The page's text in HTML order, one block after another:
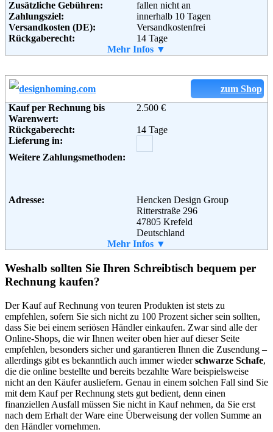
Zusätzliche Gebühren:
fallen nicht an
Zahlungsziel:
innerhalb 10 Tagen
Versandkosten (DE):
Versandkostenfrei
Rückgaberecht:
14 Tage
Ja
Widerrufs kostenlos abgeholt.
Lieferung in:
Weitere Zahlungsmethoden:
Adresse:
OWL-Wohndesign e.K.
Telefon:
+49 5224 - 93 80 80 6
+49 5224 - 99 73 46
info@moebelgalerieshop.de
Blog,AGB
Mehr Infos ▼
zum Shop
Kauf per Rechnung bis
Warenwert:
2.500 €
Rückgaberecht:
14 Tage
Lieferung in:
Weitere Zahlungsmethoden:
Adresse:
Hencken Design Group
Ritterstraße 296
47805 Krefeld
Deutschland
02151 - 3658370
Email:
info@designhoming.com
Mehr Infos ▼
Weshalb sollten Sie Ihren Schreibtisch bequem per
Rechnung kaufen?
Der Kauf auf Rechnung von teuren Produkten ist stets zu
empfehlen, sofern Sie sich nicht zu 100 Prozent sicher sein sollten,
dass Sie bei einem seriösen Händler einkaufen. Zwar sind alle der
Online-Shops, die wir Ihnen weiter oben hier auf dieser Seite
empfehlen, besonders sicher und garantieren Ihnen die Zusendung –
allerdings gibt es bekanntlich auch immer wiederschwarze Schafe,
die die online bestellte und bereits bezahlte Ware beispielsweise
nicht an den Käufer ausliefern. Genau in einem solchen Fall sind Sie
mit dem Kauf per Rechnung stets gut bedient, denn einen
finanziellen Ausfall müssen Sie nicht in Kauf nehmen, da Sie erst
nach dem Erhalt der Ware eine Überweisung der vollen Summe an
den Händler vornehmen.